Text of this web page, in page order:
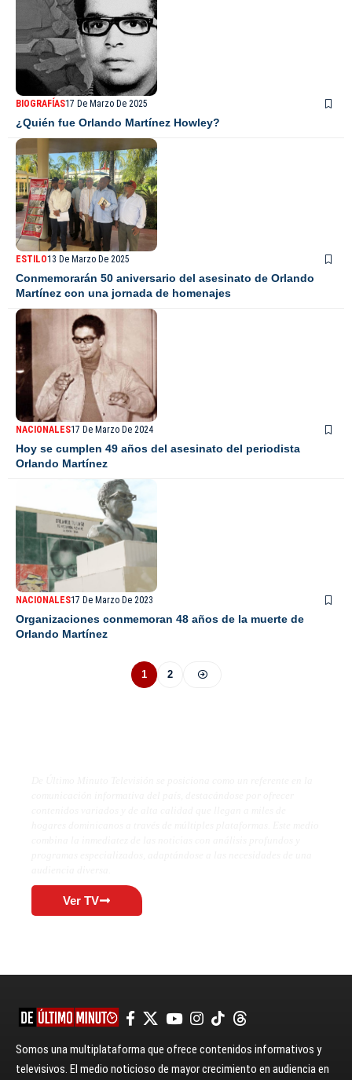
BIOGRAFÍAS17 De Marzo De 2025
¿Quién fue Orlando Martínez Howley?
ESTILO13 De Marzo De 2025
Conmemorarán 50 aniversario del asesinato de Orlando
Martínez con una jornada de homenajes
NACIONALES17 De Marzo De 2024
Hoy se cumplen 49 años del asesinato del periodista
Orlando Martínez
NACIONALES17 De Marzo De 2023
Organizaciones conmemoran 48 años de la muerte de
Orlando Martínez
1 2
Ver TV
Somos una multiplataforma que ofrece contenidos informativos y
televisivos. El medio noticioso de mayor crecimiento en audiencia en